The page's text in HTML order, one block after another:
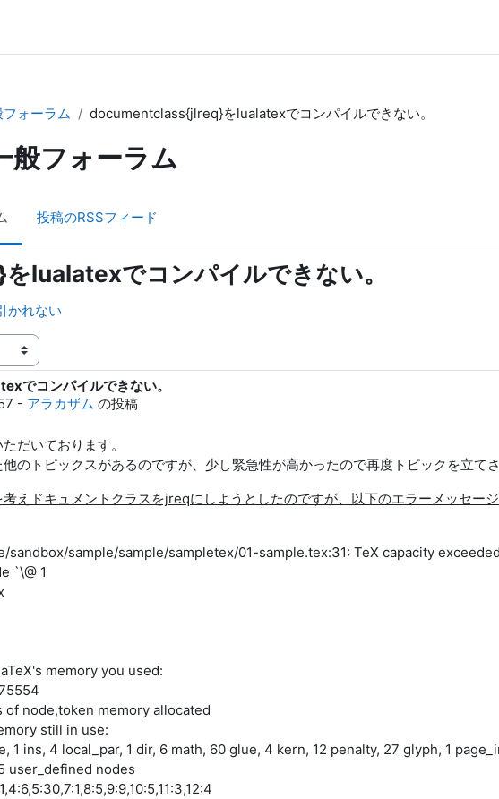
フォーラム documentclass{jlreq}をlualatexでコンパイルできない。
般フォーラム
投稿のRSSフィード
lualatexでコンパイルできない。
かれない
でコンパイルできない。
- アラカザム の投稿
だいております。
のトピックスがあるのですが、少し緊急性が高かったので再度トピックを立て
えドキュメントクラスをjreqにしようとしたのですが、以下のエラーメッセー
sandbox/sample/sample/sampletex/01-sample.tex:31: TeX capacity
`\@ 1
memory you used:
of node,token memory allocated
still in use:
1 ins, 4 local_par, 1 dir, 6 math, 60 glue, 4 kern, 12 penalty, 27 glyph, 1
user_defined nodes